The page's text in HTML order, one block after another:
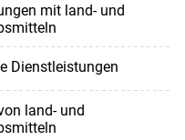
mit land- und
Dienstleistungen
land- und